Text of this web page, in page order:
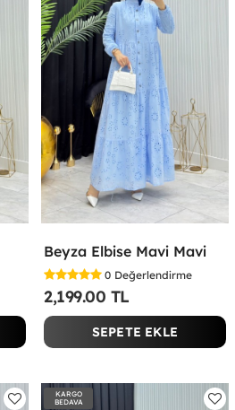
Beyza Elbise Mavi Mavi
0 Değerlendirme
2,199.00 TL
SEPETE EKLE
KARGO
BEDAVA